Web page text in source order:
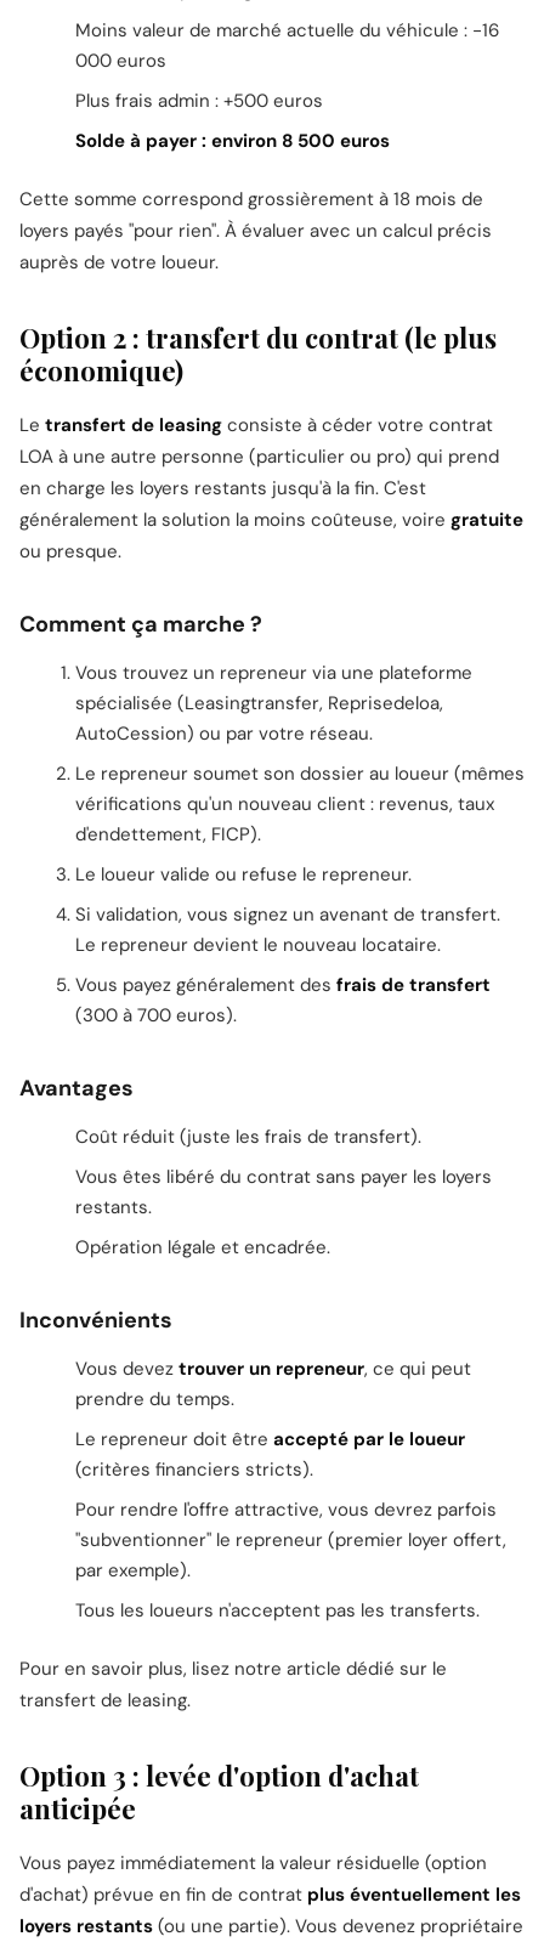
Moins valeur de marché actuelle du véhicule : -16
000 euros
Plus frais admin : +500 euros
Solde à payer : environ 8 500 euros
Cette somme correspond grossièrement à 18 mois de
loyers payés "pour rien". À évaluer avec un calcul précis
auprès de votre loueur.
Option 2 : transfert du contrat (le plus
économique)
Le transfert de leasing consiste à céder votre contrat
LOA à une autre personne (particulier ou pro) qui prend
en charge les loyers restants jusqu'à la fin. C'est
généralement la solution la moins coûteuse, voire gratuite
ou presque.
Comment ça marche ?
Vous trouvez un repreneur via une plateforme
spécialisée (Leasingtransfer, Reprisedeloa,
AutoCession) ou par votre réseau.
Le repreneur soumet son dossier au loueur (mêmes
vérifications qu'un nouveau client : revenus, taux
d'endettement, FICP).
Le loueur valide ou refuse le repreneur.
Si validation, vous signez un avenant de transfert.
Le repreneur devient le nouveau locataire.
Vous payez généralement des frais de transfert
(300 à 700 euros).
Avantages
Coût réduit (juste les frais de transfert).
Vous êtes libéré du contrat sans payer les loyers
restants.
Opération légale et encadrée.
Inconvénients
Vous devez trouver un repreneur, ce qui peut
prendre du temps.
Le repreneur doit être accepté par le loueur
(critères financiers stricts).
Pour rendre l'offre attractive, vous devrez parfois
"subventionner" le repreneur (premier loyer offert,
par exemple).
Tous les loueurs n'acceptent pas les transferts.
Pour en savoir plus, lisez notre article dédié sur le
transfert de leasing.
Option 3 : levée d'option d'achat
anticipée
Vous payez immédiatement la valeur résiduelle (option
d'achat) prévue en fin de contrat plus éventuellement les
loyers restants (ou une partie). Vous devenez propriétaire